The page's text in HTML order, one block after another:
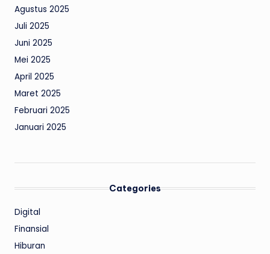
Agustus 2025
Juli 2025
Juni 2025
Mei 2025
April 2025
Maret 2025
Februari 2025
Januari 2025
Categories
Digital
Finansial
Hiburan